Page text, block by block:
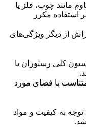
مانند چوب، فلز یا
استفاده مکرر
از دیگر ویژگی‌های
کلی رستوران یا
با فضای مورد
توجه به کیفیت و مواد